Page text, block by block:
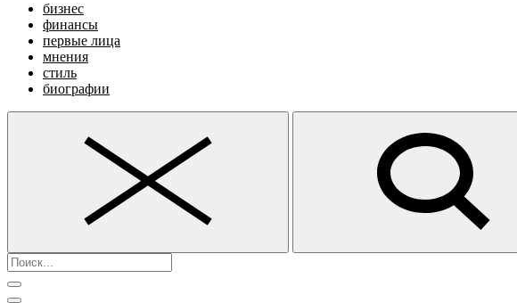
бизнес
финансы
первые лица
мнения
стиль
биографии